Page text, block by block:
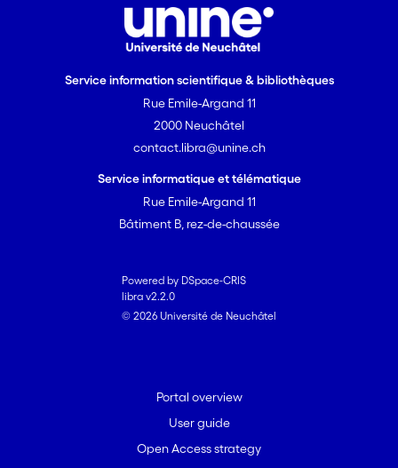
Service information scientifique & bibliothèques
Rue Emile-Argand 11
2000 Neuchâtel
contact.libra@unine.ch
Service informatique et télématique
Rue Emile-Argand 11
Bâtiment B, rez-de-chaussée
Powered by DSpace-CRIS
libra v2.2.0
© 2026 Université de Neuchâtel
Portal overview
User guide
Open Access strategy